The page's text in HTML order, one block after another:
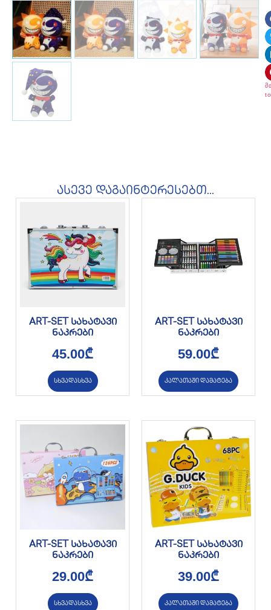
ასევე დაგაინტერესებთ...
ART-SET სახატავი
ნაკრები
45.00₾
სხვადასხვა
ART-SET სახატავი
ნაკრები
59.00₾
კალათაში დამატება
ART-SET სახატავი
ნაკრები
29.00₾
სხვადასხვა
ART-SET სახატავი
ნაკრები
39.00₾
კალათაში დამატება